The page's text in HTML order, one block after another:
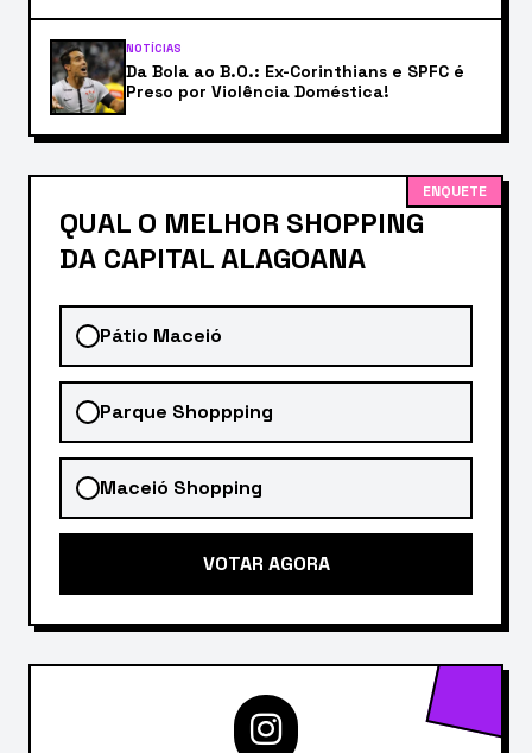
NOTÍCIAS
Da Bola ao B.O.: Ex-Corinthians e SPFC é
Preso por Violência Doméstica!
ENQUETE
QUAL O MELHOR SHOPPING
DA CAPITAL ALAGOANA
Pátio Maceió
Parque Shoppping
Maceió Shopping
VOTAR AGORA